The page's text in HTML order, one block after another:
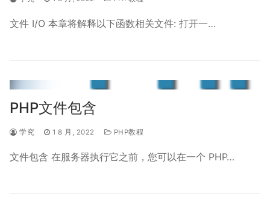
文件 I/O 本章将解释以下函数相关文件: 打开一…
PHP文件包含
学究 1 8 月, 2022 PHP教程
文件包含 在服务器执行它之前，您可以在一个 PHP…